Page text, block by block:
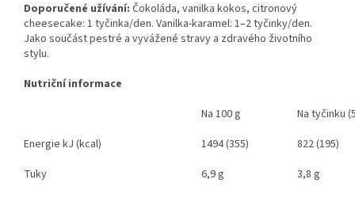
Doporučené užívání: Čokoláda, vanilka kokos, citronový
cheesecake: 1 tyčinka/den. Vanilka-karamel: 1–2 tyčinky/den.
Jako součást pestré a vyvážené stravy a zdravého životního
stylu.
Nutriční informace
Na 100 g
Na tyčinku
Energie kJ (kcal)
1494 (355)
822 (195)
Tuky
6,9 g
3,8 g